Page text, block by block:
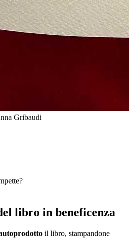
Gribaudi
libro in beneficenza
il libro, stampandone